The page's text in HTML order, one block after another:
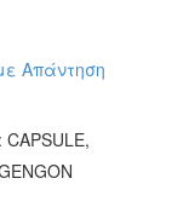
Απάντηση